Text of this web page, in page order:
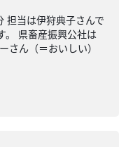
担当は伊狩典子さんで
。 県畜産振興公社は
さん（＝おいしい）